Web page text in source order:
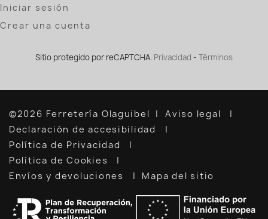
Iniciar sesión
Crear una cuenta
Sitio protegido por reCAPTCHA. Privacidad - Términos
©2026 Ferretería Olaguibel
Aviso legal
Declaración de accesibilidad
Política de Privacidad
Política de Cookies
Envíos y devoluciones
Mapa del sitio